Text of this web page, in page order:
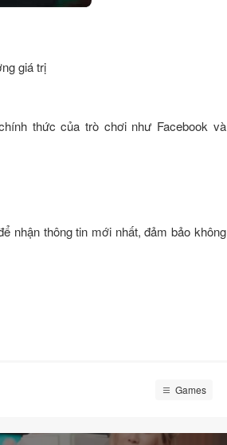
giá trị
thức của trò chơi như Facebook và
nhận thông tin mới nhất, đảm bảo không
Games